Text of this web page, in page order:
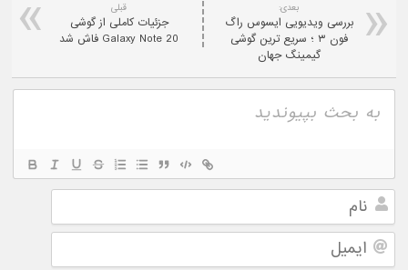
قبلی
جزئیات کاملی از گوشی
Galaxy Note 20 فاش شد
بعدی:
بررسی ویدیویی ایسوس راگ
فون ۳ ؛ سریع ترین گوشی
گیمینگ جهان
نام
ایمیل